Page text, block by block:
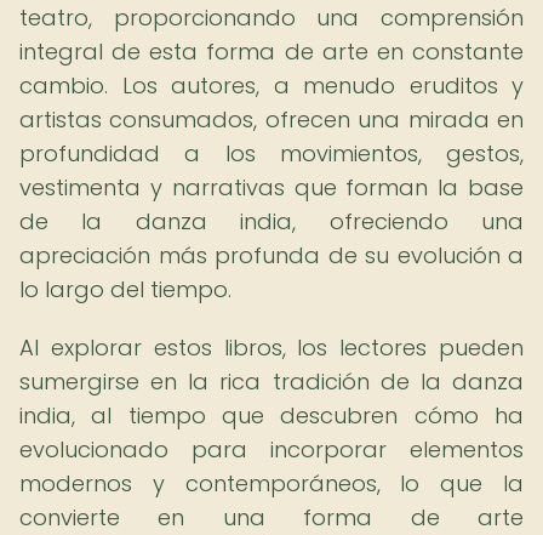
teatro, proporcionando una comprensión
integral de esta forma de arte en constante
cambio. Los autores, a menudo eruditos y
artistas consumados, ofrecen una mirada en
profundidad a los movimientos, gestos,
vestimenta y narrativas que forman la base
de la danza india, ofreciendo una
apreciación más profunda de su evolución a
lo largo del tiempo.
Al explorar estos libros, los lectores pueden
sumergirse en la rica tradición de la danza
india, al tiempo que descubren cómo ha
evolucionado para incorporar elementos
modernos y contemporáneos, lo que la
convierte en una forma de arte